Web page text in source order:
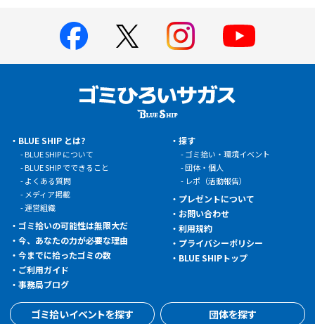
BLUE SHIP とは?
BLUE SHIP について
BLUE SHIP でできること
よくある質問
メディア掲載
運営組織
ゴミ拾いの可能性は無限大だ
今、あなたの力が必要な理由
今までに拾ったゴミの数
ご利用ガイド
事務局ブログ
探す
ゴミ拾い・環境イベント
団体・個人
レポ（活動報告）
プレゼントについて
お問い合わせ
利用規約
プライバシーポリシー
BLUE SHIPトップ
ゴミ拾いイベントを探す 団体を探す